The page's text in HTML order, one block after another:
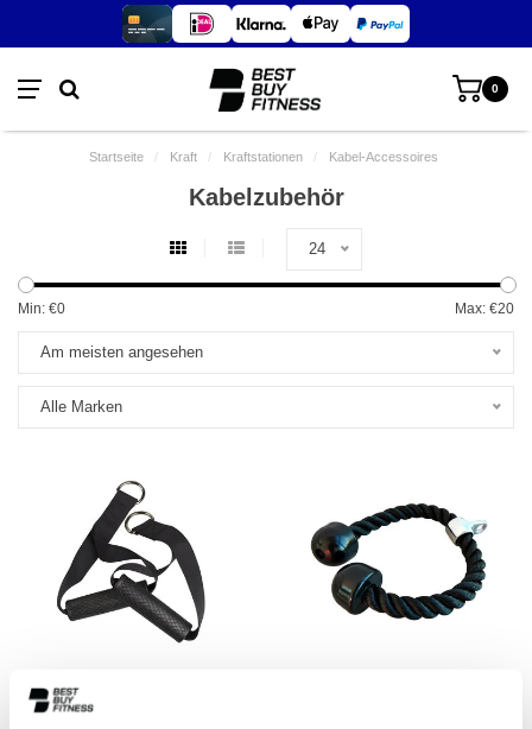
0
Startseite / Kraft / Kraftstationen / Kabel-Accessoires
Kabelzubehör
24
Min: €0 Max: €20
Am meisten angesehen
Alle Marken
Athletic Performance Strap